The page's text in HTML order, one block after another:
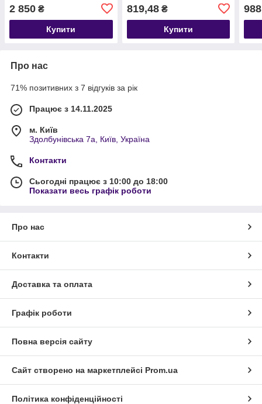
4142D T401133
GC468A507AE
2 850 ₴
Купити
819,48₴
Купити
Про нас
71% позитивних з 7 відгуків за рік
Працює з 14.11.2025
м. Київ
Здолбунівська 7а, Київ, Україна
Контакти
Сьогодні працює з 10:00 до 18:00
Показати весь графік роботи
Про нас
Контакти
Доставка та оплата
Графік роботи
Повна версія сайту
Сайт створено на маркетплейсі Prom.ua
Політика конфіденційності